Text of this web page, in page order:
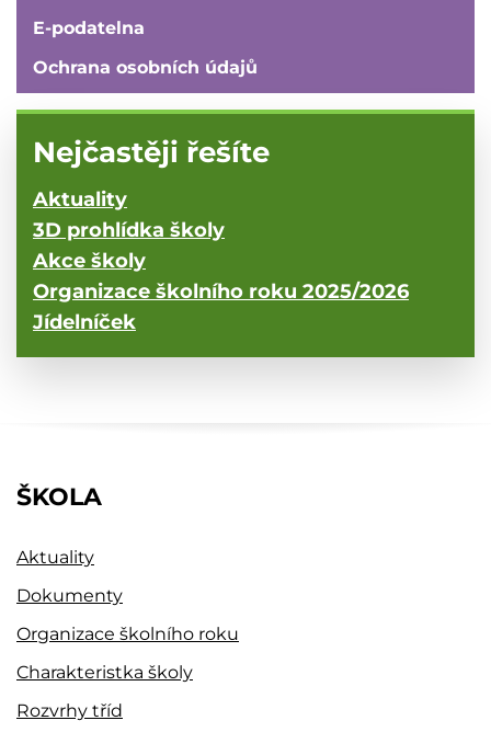
E-podatelna
Ochrana osobních údajů
Nejčastěji řešíte
Aktuality
3D prohlídka školy
Akce školy
Organizace školního roku 2025/2026
Jídelníček
ŠKOLA
Aktuality
Dokumenty
Organizace školního roku
Charakteristka školy
Rozvrhy tříd